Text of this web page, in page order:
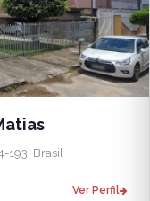
193, Brasil
Ver Perfil